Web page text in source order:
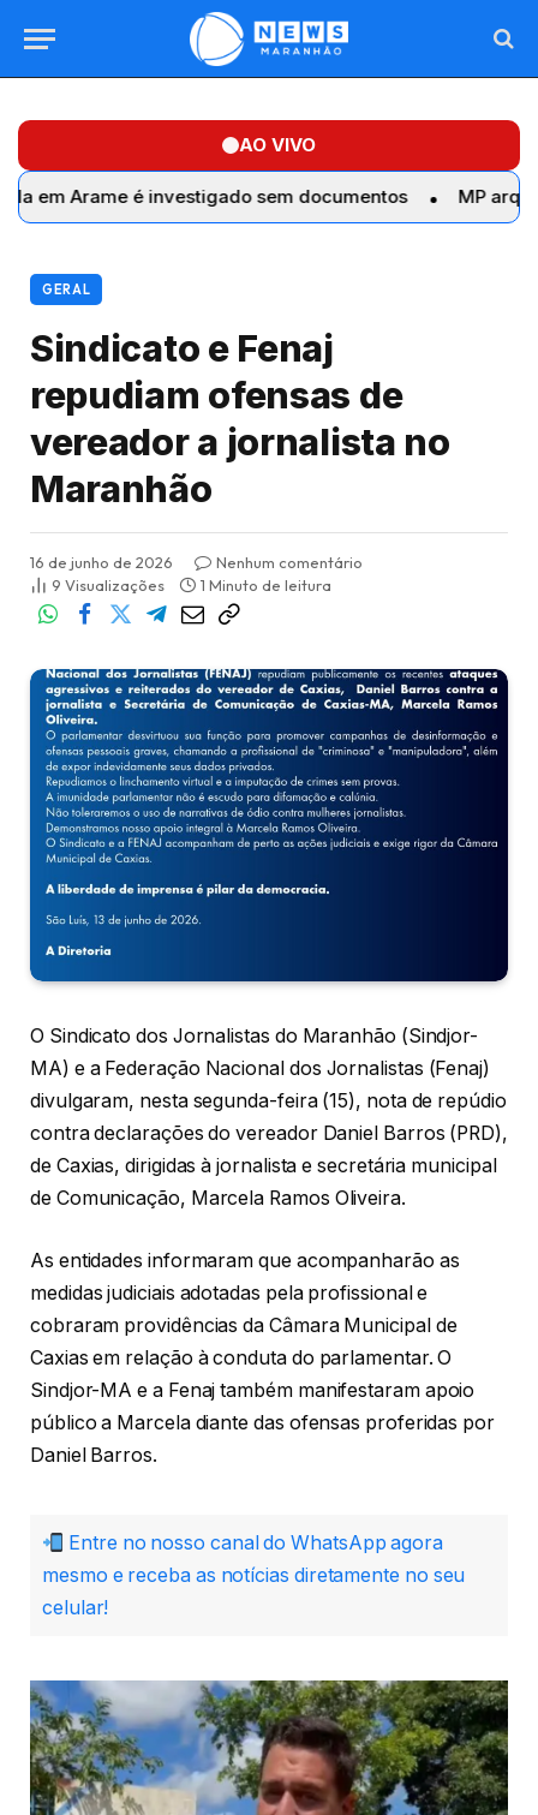
AO VIVO
é investigado sem documentos MP arquiva sete
GERAL
Sindicato e Fenaj
repudiam ofensas de
vereador a jornalista no
Maranhão
16 de junho de 2026
Nenhum comentário
9 Visualizações 1 Minuto de leitura
O Sindicato dos Jornalistas do Maranhão (Sindjor-
MA) e a Federação Nacional dos Jornalistas (Fenaj)
divulgaram, nesta segunda-feira (15), nota de repúdio
contra declarações do vereador Daniel Barros (PRD),
de Caxias, dirigidas à jornalista e secretária municipal
de Comunicação, Marcela Ramos Oliveira.
As entidades informaram que acompanharão as
medidas judiciais adotadas pela profissional e
cobraram providências da Câmara Municipal de
Caxias em relação à conduta do parlamentar. O
Sindjor-MA e a Fenaj também manifestaram apoio
público a Marcela diante das ofensas proferidas por
Daniel Barros.
Entre no nosso canal do WhatsApp agora
mesmo e receba as notícias diretamente no seu
celular!